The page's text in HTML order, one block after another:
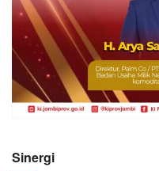
Sinergi